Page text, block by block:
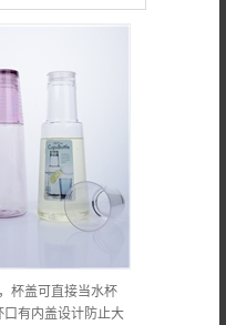
杯盖可直接当水杯
有内盖设计防止大